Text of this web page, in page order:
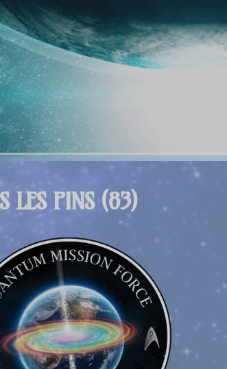
dans l'Univers
PINS (83)